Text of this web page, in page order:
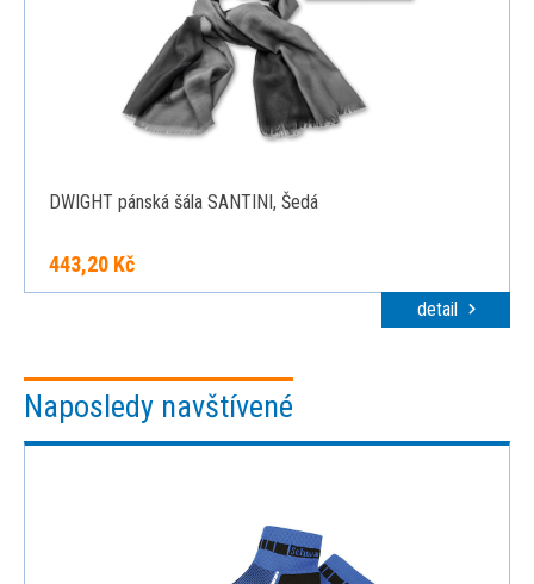
DWIGHT pánská šála SANTINI, Šedá
443,20 Kč
detail
Naposledy navštívené